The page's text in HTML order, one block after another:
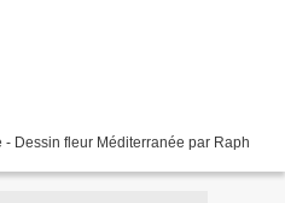
Dessin fleur Méditerranée par Raph